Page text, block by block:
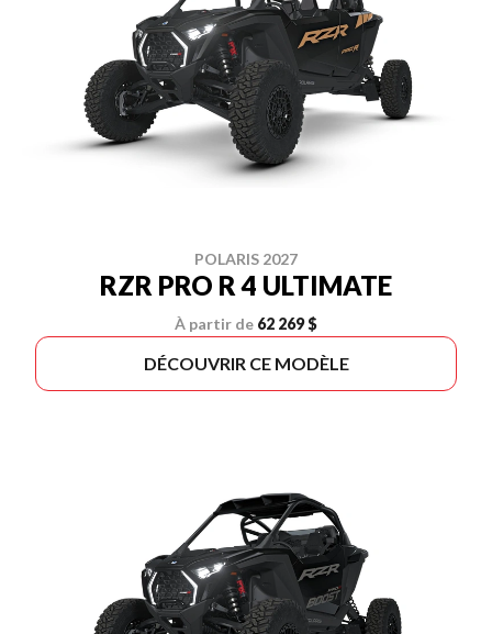
POLARIS 2027
RZR PRO R 4 ULTIMATE
À partir de 62 269 $
DÉCOUVRIR CE MODÈLE